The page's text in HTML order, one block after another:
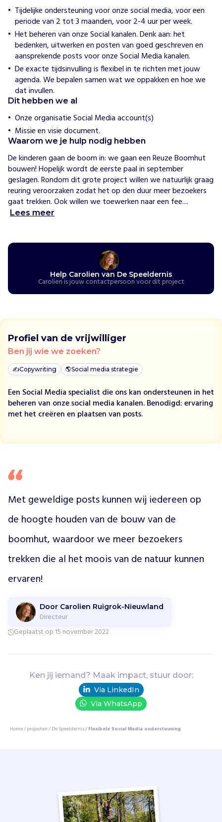
i
j
h
e
l
p
e
n
B
i
n
n
e
n
s
t
e
d
e
n
i
r
d
m
n
d
e
r
u
i
m
t
e
p
e
l
e
,
t
d
s
e
g
e
Tijdelijke ondersteuning voor onze social media, voor een
periode van 2 tot 3 maanden, voor 2-4 uur per week.
Het beheren van onze Social kanalen. Denk aan: het
bedenken, uitwerken en posten van goed geschreven en
aansprekende posts voor onze Social Media kanalen.
De exacte tijdsinvulling is flexibel in te richten met jouw
agenda. We bepalen samen wat we oppakken en hoe we
dat invullen.
Dit hebben we al
Onze organisatie Social Media account(s)
Missie en visie document.
Waarom we je hulp nodig hebben
De kinderen gaan de boom in: we gaan een Reuze Boomhut
bouwen! Hopelijk wordt de eerste paal in september
geslagen. Rondom dit grote project willen we natuurlijk graag
reuring veroorzaken zodat het op den duur meer bezoekers
gaat trekken. Ook willen we toewerken naar een fee....
Lees meer
Help Carolien van De Speeldernis
Carolien is jouw contactpersoon voor dit project
Profiel van de vrijwilliger
Ben jij wie we zoeken?
✍️Copywriting 🌎Social media strategie
Een Social Media specialist die ons kan ondersteunen in het
beheren van onze social media kanalen. Benodigd: ervaring
met het creëren en plaatsen van posts.
Met geweldige posts kunnen wij iedereen op
de hoogte houden van de bouw van de
boomhut, waardoor we meer bezoekers
trekken die al het moois van de natuur kunnen
ervaren!
Door Carolien Ruigrok-Nieuwland
Directeur
Geplaatst op 15 november 2022
Ken jij iemand? Maak impact, stuur door:
Via LinkedIn
Via WhatsApp
Home/projecten/De Speeldernis/Flexibele Social Media ondersteuning